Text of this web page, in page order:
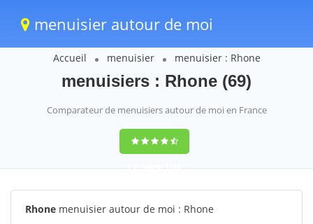
menuisier autour de moi
Accueil menuisier menuisier : Rhone
menuisiers : Rhone (69)
Comparateur de menuisiers autour de moi en France
9,6(100%)1388
votes
Rhone menuisier autour de moi : Rhone